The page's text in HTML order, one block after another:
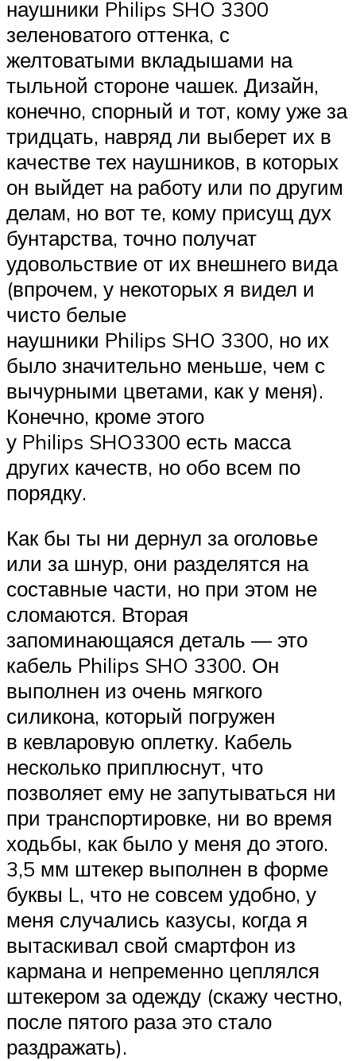
наушники Philips SHO 3300
зеленоватого оттенка, с
желтоватыми вкладышами на
тыльной стороне чашек. Дизайн,
конечно, спорный и тот, кому уже за
тридцать, навряд ли выберет их в
качестве тех наушников, в которых
он выйдет на работу или по другим
делам, но вот те, кому присущ дух
бунтарства, точно получат
удовольствие от их внешнего вида
(впрочем, у некоторых я видел и
чисто белые
наушники Philips SHO 3300, но их
было значительно меньше, чем с
вычурными цветами, как у меня).
Конечно, кроме этого
у Philips SHO3300 есть масса
других качеств, но обо всем по
порядку.
Как бы ты ни дернул за оголовье
или за шнур, они разделятся на
составные части, но при этом не
сломаются. Вторая
запоминающаяся деталь — это
кабель Philips SHO 3300. Он
выполнен из очень мягкого
силикона, который погружен
в кевларовую оплетку. Кабель
несколько приплюснут, что
позволяет ему не запутываться ни
при транспортировке, ни во время
ходьбы, как было у меня до этого.
3,5 мм штекер выполнен в форме
буквы L, что не совсем удобно, у
меня случались казусы, когда я
вытаскивал свой смартфон из
кармана и непременно цеплялся
штекером за одежду (скажу честно,
после пятого раза это стало
раздражать).